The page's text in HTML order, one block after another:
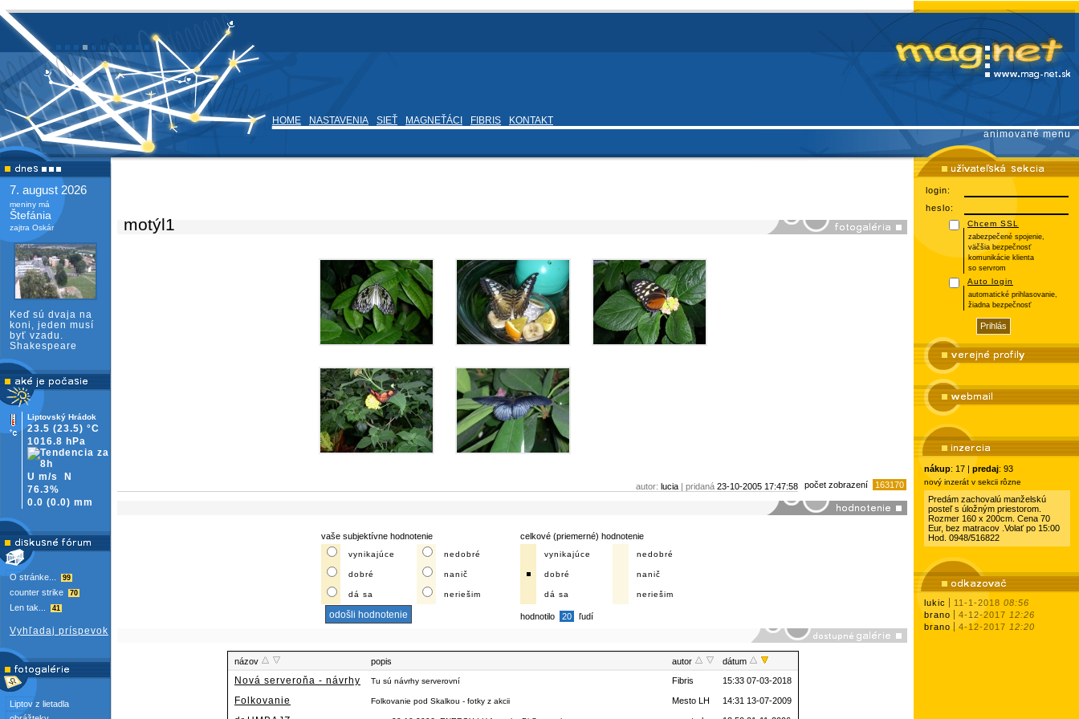
HOME NASTAVENIA SIEŤ MAGNEŤÁCI FIBRIS
KONTAKT
animované menu
7. august 2026
meniny má
Štefánia
zajtra Oskár
Keď sú dvaja na
koni, jeden musí
byť vzadu.
Shakespeare
Liptovský Hrádok
23.5 (23.5) °C
1016.8 hPa
U m/s
N
76.3%
0.0 (0.0) mm
O stránke... 99
counter strike 70
Len tak... 41
Vyhľadaj príspevok
Liptov z lietadla
motýl1
autor: lucia | pridaná 23-10-2005 17:47:58 počet zobrazení 163170
vaše subjektívne hodnotenie
vynikajúce nedobré
dobré nanič
dá sa neriešim
celkové (priemerné) hodnotenie
vynikajúce nedobré
dobré nanič
dá sa neriešim
hodnotilo 20 ľudí
názov popis autor dátum
Nová serveroňa - návrhy Tu sú návrhy serverovní Fibris 15:33 07-03-2018
Folkovanie Folkovanie pod Skalkou - fotky z akcii Mesto LH 14:31 13-07-2009
login:
heslo:
Chcem SSL
zabezpečené spojenie,
väčšia bezpečnosť
komunikácie klienta
so servrom
Auto login
automatické prihlasovanie,
žiadna bezpečnosť
nákup: 17 | predaj: 93
nový inzerát v sekcii rôzne
Predám zachovalú manželskú
posteľ s úložným priestorom.
Rozmer 160 x 200cm. Cena 70
Eur, bez matracov .Volať po 15:00
Hod. 0948/516822
lukic 11-1-2018 08:56
brano
4-12-2017 12:26
brano
4-12-2017 12:20